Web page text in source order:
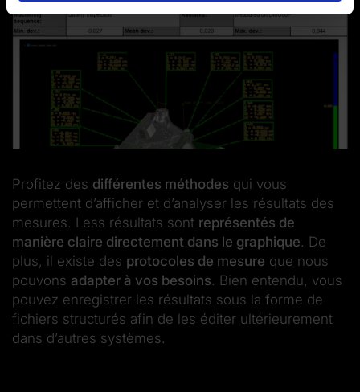
Profitez des différentes méthodes qui vous
permettent d’afficher et d’analyser les résultats des
mesures. Less résultats sont représentés de
manière claire directement dans le graphique. De
plus, il existe des protocoles de mesure que nous
pouvons adapter à vos besoins. Bien entendu, vous
pouvez enregistrer les résultats sous la forme de
fichiers structurés afin de les éditer ultérieurement
dans d’autres systèmes.